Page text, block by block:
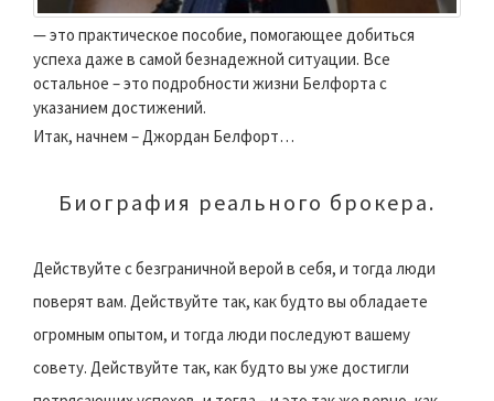
— это практическое пособие, помогающее добиться
успеха даже в самой безнадежной ситуации. Все
остальное – это подробности жизни Белфорта с
указанием достижений.
Итак, начнем – Джордан Белфорт…
Биография реального брокера.
Действуйте с безграничной верой в себя, и тогда люди
поверят вам. Действуйте так, как будто вы обладаете
огромным опытом, и тогда люди последуют вашему
совету. Действуйте так, как будто вы уже достигли